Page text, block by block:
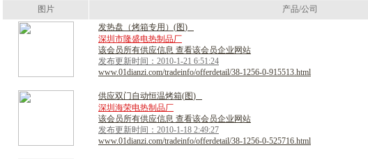
图片
产品/公司
发热盘 （烤箱专用 ） (图)
深圳市隆盛电热制品厂
该会员所有供应信息 查看该会员企业网站
发布更新时间：2010-1-21 6:51:24
www.01dianzi.com/tradeinfo/offerdetail/38-1256-0-915513.html
供应双门自动恒温烤箱(图)
深圳海荣电热制品厂
该会员所有供应信息 查看该会员企业网站
发布更新时间：2010-1-18 2:49:27
www.01dianzi.com/tradeinfo/offerdetail/38-1256-0-525716.html